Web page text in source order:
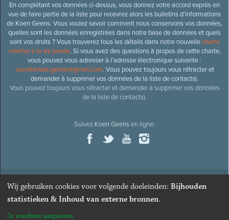
En complétant vos données ci-dessus, vous donnez votre accord exprès en
vue de faire partie de la liste pour recevrez alors les bulletins d’informations
de Koen Geens. Vous voulez savoir comment nous conservons vos données,
quelles sont les données enregistrées dans notre base de données et quels
sont vos droits ? Vous trouverez tous les détails dans notre nouvellecharte
relative à la vie privée. Si vous avez des questions à propos de cette charte,
vous pouvez vous adresser à l’adresse électronique suivante :
secretariaat.geens@gmail.com. Vous pouvez toujours vous rétracter et
demander à supprimer vos données de la liste de contacts).
Vous pouvez toujours vous rétracter et demander à supprimer vos données
de la liste de contacts).
Suivez Koen Geensen ligne:
© 2026Ancien ministre et député honoraire
Webdesign & développement par Zenjoy de Louvain
Wij gebruiken cookies voor volgende doeleinden: Bijhouden
statistieken & Inhoud van externe bronnen.
Je voorkeur aanpassen